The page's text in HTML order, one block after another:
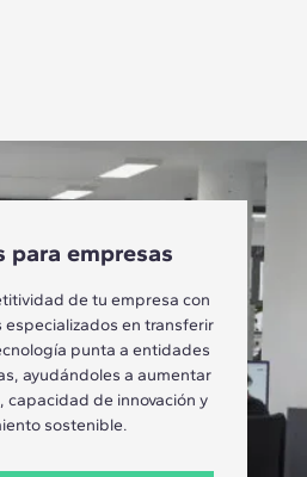
para empresas
de tu empresa con
especializados en transferir
punta a entidades
ayudándoles a aumentar
capacidad de innovación y
sostenible.